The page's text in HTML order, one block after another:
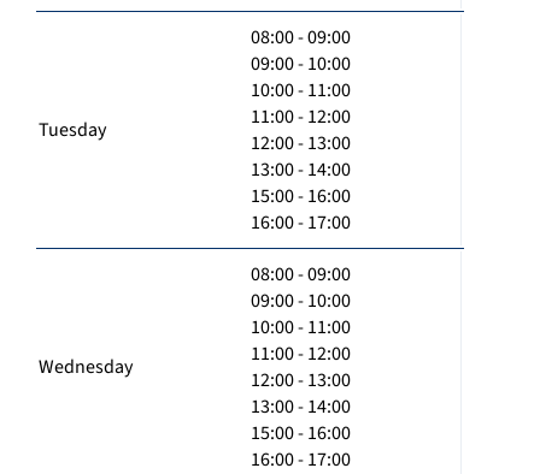
Tuesday
08:00 - 09:00
09:00 - 10:00
10:00 - 11:00
11:00 - 12:00
12:00 - 13:00
13:00 - 14:00
15:00 - 16:00
16:00 - 17:00
Wednesday
08:00 - 09:00
09:00 - 10:00
10:00 - 11:00
11:00 - 12:00
12:00 - 13:00
13:00 - 14:00
15:00 - 16:00
16:00 - 17:00